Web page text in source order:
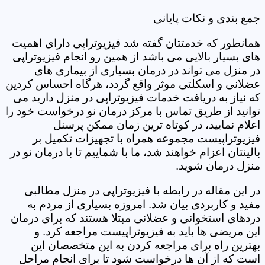
جمع بندی و نکات پایانی
همانطور که خدمتتان گفته شد فیزیوتراپی دارای اهمیت
های بسیار بالایی می باشد از همین رو انجام فیزیوتراپی
در منزل می تواند در درمان بسیاری از بیماری های
عضلانی و اسکلتی موثر واقع گردد، هرگاه احساس کردین
که نیاز به دریافت خدمات فیزیوتراپی در منزل دارید می
توانید از طریق تماس با مرکز درمان نو درخواست خود را
اعلام نمایید، در کوتاه ترین زمان ممکن پرسنل
فیزیوتراپیست مجموعه همراه با تجهیزات تکمیل بر
بالینتان اعزام خواهند شد، ما با شماییم تا با درمان نو در
منزل درمان شوید.
در این مقاله در رابطه با فیزیوتراپی در منزل مطالبی
مفید و کاربردی بیان شد. امروزه بسیاری از مردم به
دردهای استخوانی و عضلانی مبتلا هستند که برای درمان
این مریضی ها باید به فیزیوتراپیست مراجعه کرد. و
بهترین راه برای مراجعه کردن به این متخصصان این
است که از آن ها درخواست شود تا برای انجام مراحل